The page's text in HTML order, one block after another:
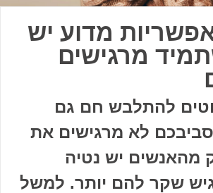
אפשריות מדוע יש
מרגישים
להתלבש חם גם
לא מרגישים את
מהאנשים יש נטיה
שקר להם יותר. למשל